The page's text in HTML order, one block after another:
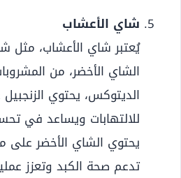
شاي الأعشاب
يُعتبر شاي الأعشاب، مثل
الشاي الأخضر، من
الديتوكس، يحتوي
للالتهابات ويساعد في
يحتوي الشاي الأخضر
تدعم صحة الكبد وتعزز